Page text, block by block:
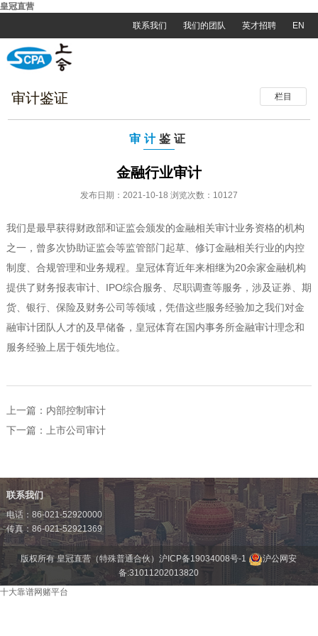
皇冠直营
联系我们
我们的团队 英才招聘 EN
栏目
审计鉴证
审计 鉴证
金融行业审计
发布日期：2021-10-18 浏览次数：10127
我们是最早获得财政部和证监会颁发的金融相关审计业务资格的机构
之一，曾多次协助证监会等监管部门起草、修订金融相关行业的内控
制度、合规管理和业务规程。皇冠体育近年来相继为20余家金融机构
提供了财务报表审计、IPO综合服务、尽职调查等服务，涉及证券、期
货、银行、保险及财务公司等领域，凭借这些服务经验加之我们对金
融审计团队人才的及早储备，皇冠体育在国内事务所金融审计理念和
服务经验上居于领先地位。
上一篇： 内部控制审计
下一篇：
上市公司审计
联系我们
电话：86-021-52920000
传真：86-021-52921369
版权所有 皇冠直营（特殊普通合伙）沪ICP备19034008号-1
沪公网安
备:31011202013820
十大靠谱网赌平台